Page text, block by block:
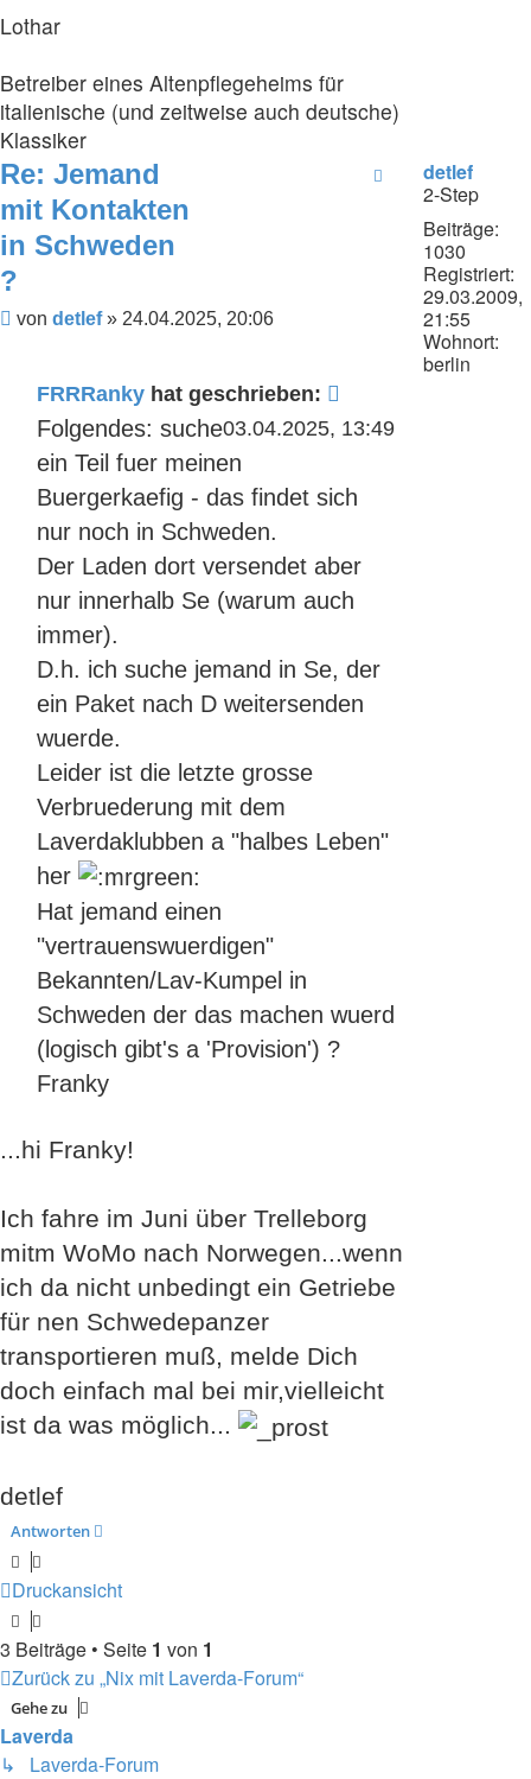
Lothar
Betreiber eines Altenpflegeheims für
italienische (und zeitweise auch deutsche)
Klassiker
detlef
2-Step
Beiträge:
1030
Registriert:
29.03.2009,
21:55
Wohnort:
berlin
Re: Jemand
mit Kontakten
in Schweden
?
Beitrag
von detlef» 24.04.2025, 20:06
FRRRanky hat geschrieben:
03.04.2025, 13:49
Folgendes: suche
ein Teil fuer meinen
Buergerkaefig - das findet sich
nur noch in Schweden.
Der Laden dort versendet aber
nur innerhalb Se (warum auch
immer).
D.h. ich suche jemand in Se, der
ein Paket nach D weitersenden
wuerde.
Leider ist die letzte grosse
Verbruederung mit dem
Laverdaklubben a "halbes Leben"
her
Hat jemand einen
"vertrauenswuerdigen"
Bekannten/Lav-Kumpel in
Schweden der das machen wuerd
(logisch gibt's a 'Provision') ?
Franky
...hi Franky!
Ich fahre im Juni über Trelleborg
mitm WoMo nach Norwegen...wenn
ich da nicht unbedingt ein Getriebe
für nen Schwedepanzer
transportieren muß, melde Dich
doch einfach mal bei mir,vielleicht
ist da was möglich...
detlef
Antworten
Druckansicht
3 Beiträge • Seite 1 von 1
Zurück zu „Nix mit Laverda-Forum“
Gehe zu
Laverda
↳ Laverda-Forum